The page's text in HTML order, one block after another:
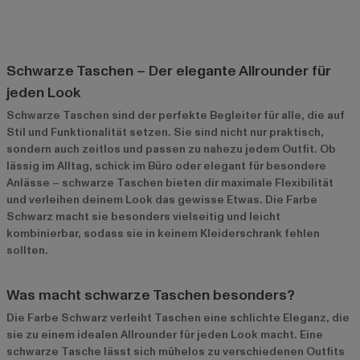
Schwarze Taschen – Der elegante Allrounder für
jeden Look
Schwarze Taschen sind der perfekte Begleiter für alle, die auf
Stil und Funktionalität setzen. Sie sind nicht nur praktisch,
sondern auch zeitlos und passen zu nahezu jedem Outfit. Ob
lässig im Alltag, schick im Büro oder elegant für besondere
Anlässe – schwarze Taschen bieten dir maximale Flexibilität
und verleihen deinem Look das gewisse Etwas. Die Farbe
Schwarz macht sie besonders vielseitig und leicht
kombinierbar, sodass sie in keinem Kleiderschrank fehlen
sollten.
Was macht schwarze Taschen besonders?
Die Farbe Schwarz verleiht Taschen eine schlichte Eleganz, die
sie zu einem idealen Allrounder für jeden Look macht. Eine
schwarze Tasche lässt sich mühelos zu verschiedenen Outfits